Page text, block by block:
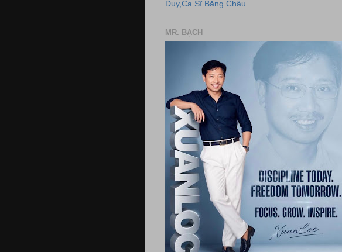
Duy,Ca Sĩ Băng Châu
MR. BẠCH